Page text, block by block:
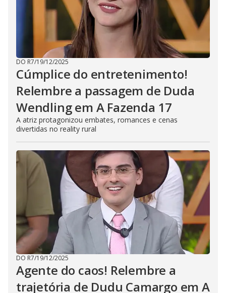
DO R7/19/12/2025
Cúmplice do entretenimento!
Relembre a passagem de Duda
Wendling em A Fazenda 17
A atriz protagonizou embates, romances e cenas
divertidas no reality rural
DO R7/19/12/2025
Agente do caos! Relembre a
trajetória de Dudu Camargo em A